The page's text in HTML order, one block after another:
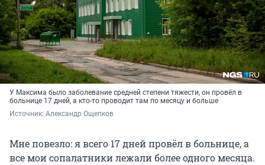
У Максима было заболевание средней степени тяжести, он провёл в
больнице 17 дней, а кто-то проводит там по месяцу и больше
Источник: Александр Ощепков
Мне повезло: я всего 17 дней провёл в больнице, а
все мои сопалатники лежали более одного месяца.